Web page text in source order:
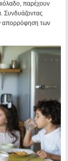
παρέχουν
Συνδυάζοντας
απορρόφηση των